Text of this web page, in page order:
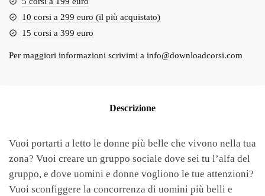
10 corsi a 299 euro (il più acquistato)
15 corsi a 399 euro
Per maggiori informazioni scrivimi a info@downloadcorsi.com
Descrizione
Vuoi portarti a letto le donne più belle che vivono nella tua
zona? Vuoi creare un gruppo sociale dove sei tu l’alfa del
gruppo, e dove uomini e donne vogliono le tue attenzioni?
Vuoi sconfiggere la concorrenza di uomini più belli e